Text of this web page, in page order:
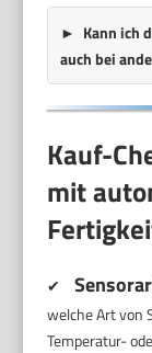
Kann ich
auch bei
Kauf-
mit
✔
welche Art von
Temperatur-